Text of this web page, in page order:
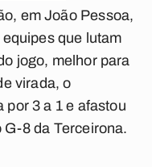
em João Pessoa,
que lutam
jogo, melhor para
virada, o
por 3 a 1 e afastou
8 da Terceirona.